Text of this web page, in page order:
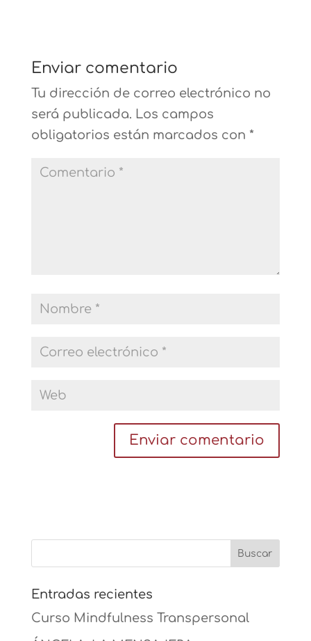
Enviar comentario
Tu dirección de correo electrónico no
será publicada. Los campos
obligatorios están marcados con *
Entradas recientes
Curso Mindfulness Transpersonal